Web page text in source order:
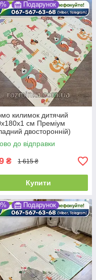
Подарунок
килимок дитячий
см Преміум
двосторонній)
до відправки
₴ 1 615 ₴
Купити
Подарунок